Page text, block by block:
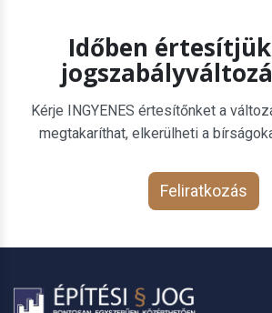
Időben
Kérje INGYENES értesítőnket a
megtakaríthat, elkerülheti a
Feliratkozás